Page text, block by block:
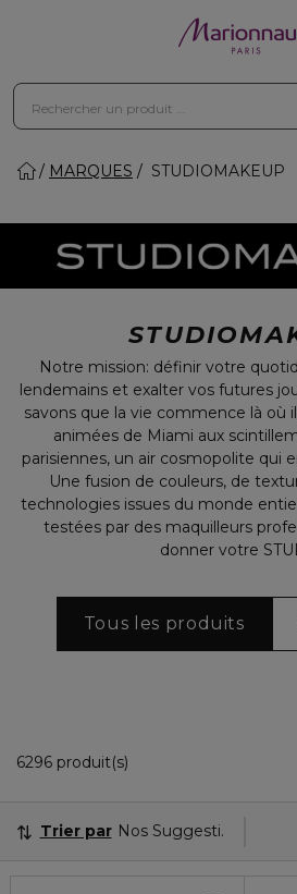
MARQUES STUDIOMAKEUP
Notre mission: définir votre
lendemains et exalter vos futures
savons que la vie commence là où
animées de Miami aux
parisiennes, un air cosmopolite qui
Une fusion de couleurs, de
technologies issues du monde
testées par des maquilleurs
donner votre
Tous les produits
6296 produit(s)
Trier par Nos Suggestions